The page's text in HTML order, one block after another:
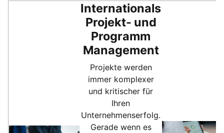
Internationals
Projekt- und
Programm
Management
Projekte werden
immer komplexer
und kritischer für
Ihren
Unternehmenserfolg.
Gerade wenn es